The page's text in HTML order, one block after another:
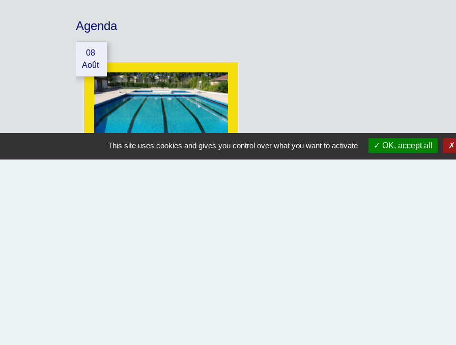
Agenda
08
Août
OUVERTURE PISCINE
This site uses cookies and gives you control over what you want to activate OK, accept all